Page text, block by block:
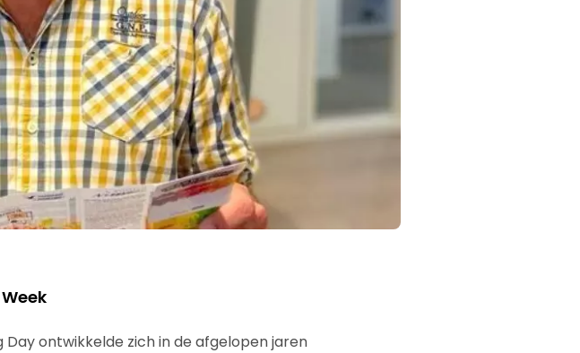
Day ontwikkelde zich in de afgelopen jaren